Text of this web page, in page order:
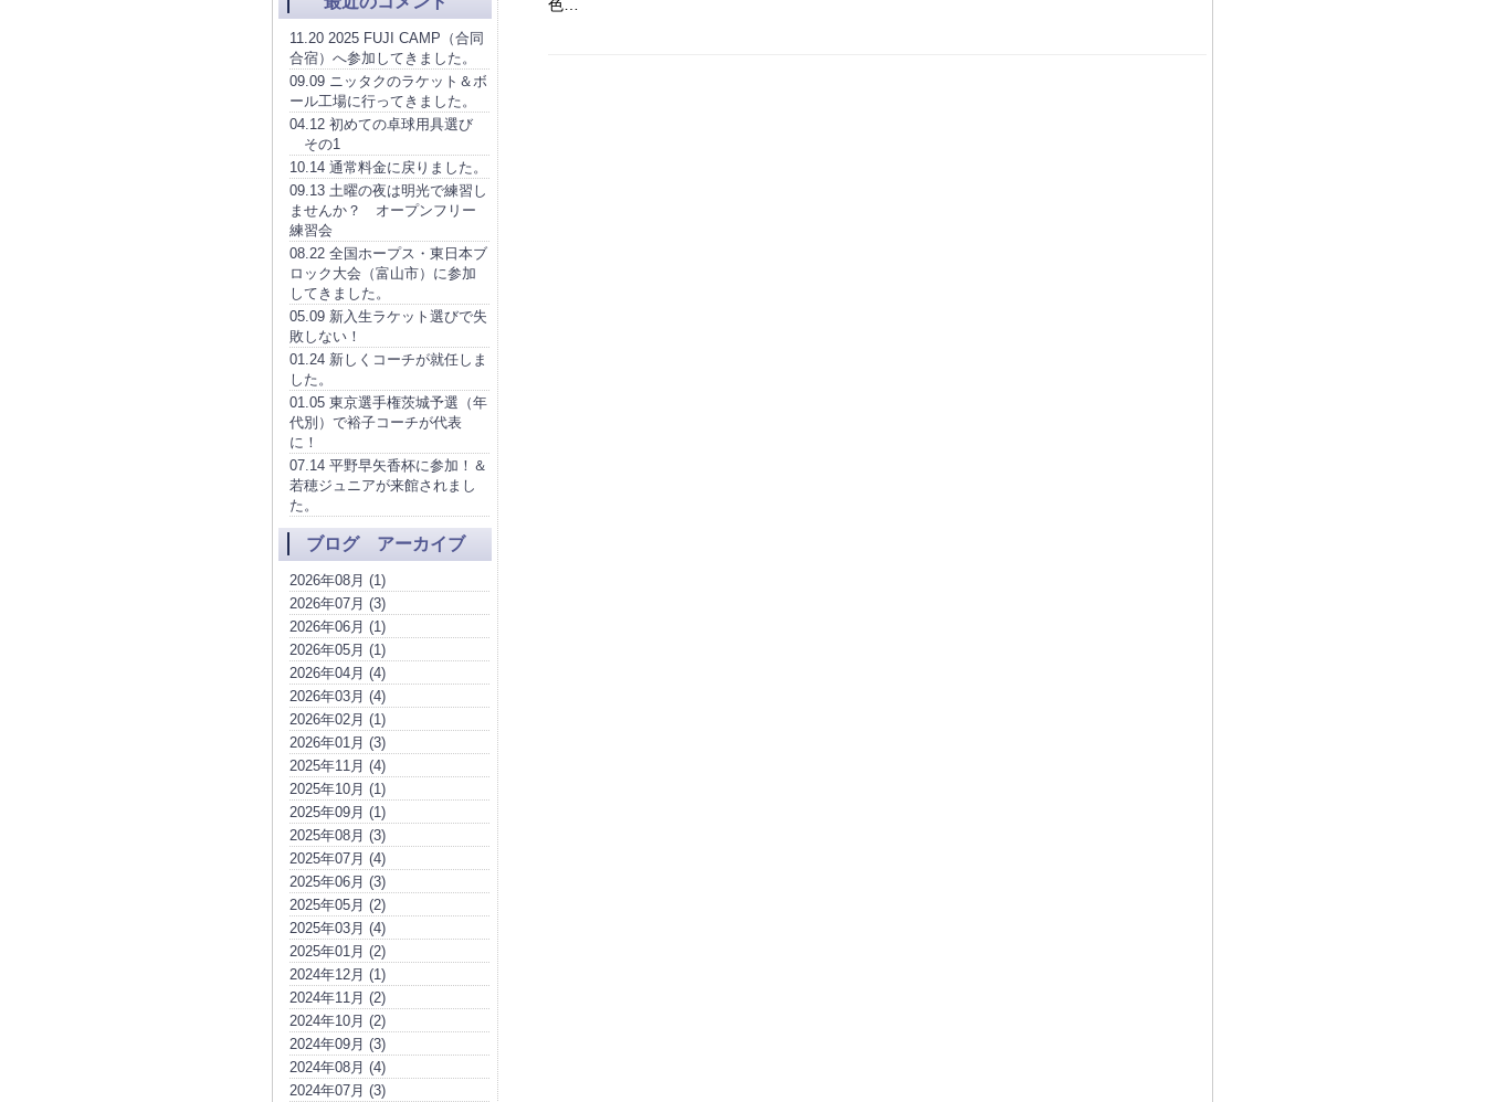
色…
11.20 2025 FUJI CAMP（合同
合宿）へ参加してきました。
09.09 ニッタクのラケット＆ボ
ール工場に行ってきました。
04.12 初めての卓球用具選び
その1
10.14 通常料金に戻りました。
09.13 土曜の夜は明光で練習し
ませんか？ オープンフリー
練習会
08.22 全国ホープス・東日本ブ
ロック大会（富山市）に参加
してきました。
05.09 新入生ラケット選びで失
敗しない！
01.24 新しくコーチが就任しま
した。
01.05 東京選手権茨城予選（年
代別）で裕子コーチが代表
に！
07.14 平野早矢香杯に参加！＆
若穂ジュニアが来館されまし
た。
ブログ アーカイブ
2026年08月 (1)
2026年07月 (3)
2026年06月 (1)
2026年05月 (1)
2026年04月 (4)
2026年03月 (4)
2026年02月 (1)
2026年01月 (3)
2025年11月 (4)
2025年10月 (1)
2025年09月 (1)
2025年08月 (3)
2025年07月 (4)
2025年06月 (3)
2025年05月 (2)
2025年03月 (4)
2025年01月 (2)
2024年12月 (1)
2024年11月 (2)
2024年10月 (2)
2024年09月 (3)
2024年08月 (4)
2024年07月 (3)